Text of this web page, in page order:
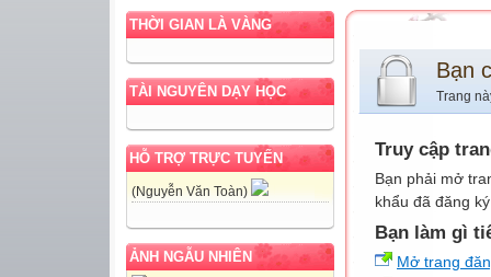
THỜI GIAN LÀ VÀNG
TÀI NGUYÊN DẠY HỌC
HỖ TRỢ TRỰC TUYẾN
(Nguyễn Văn Toàn)
ẢNH NGẪU NHIÊN
Bạn
Trang
Truy cập
Bạn phải mở
khẩu đã đăng
Bạn làm gì
Mở trang